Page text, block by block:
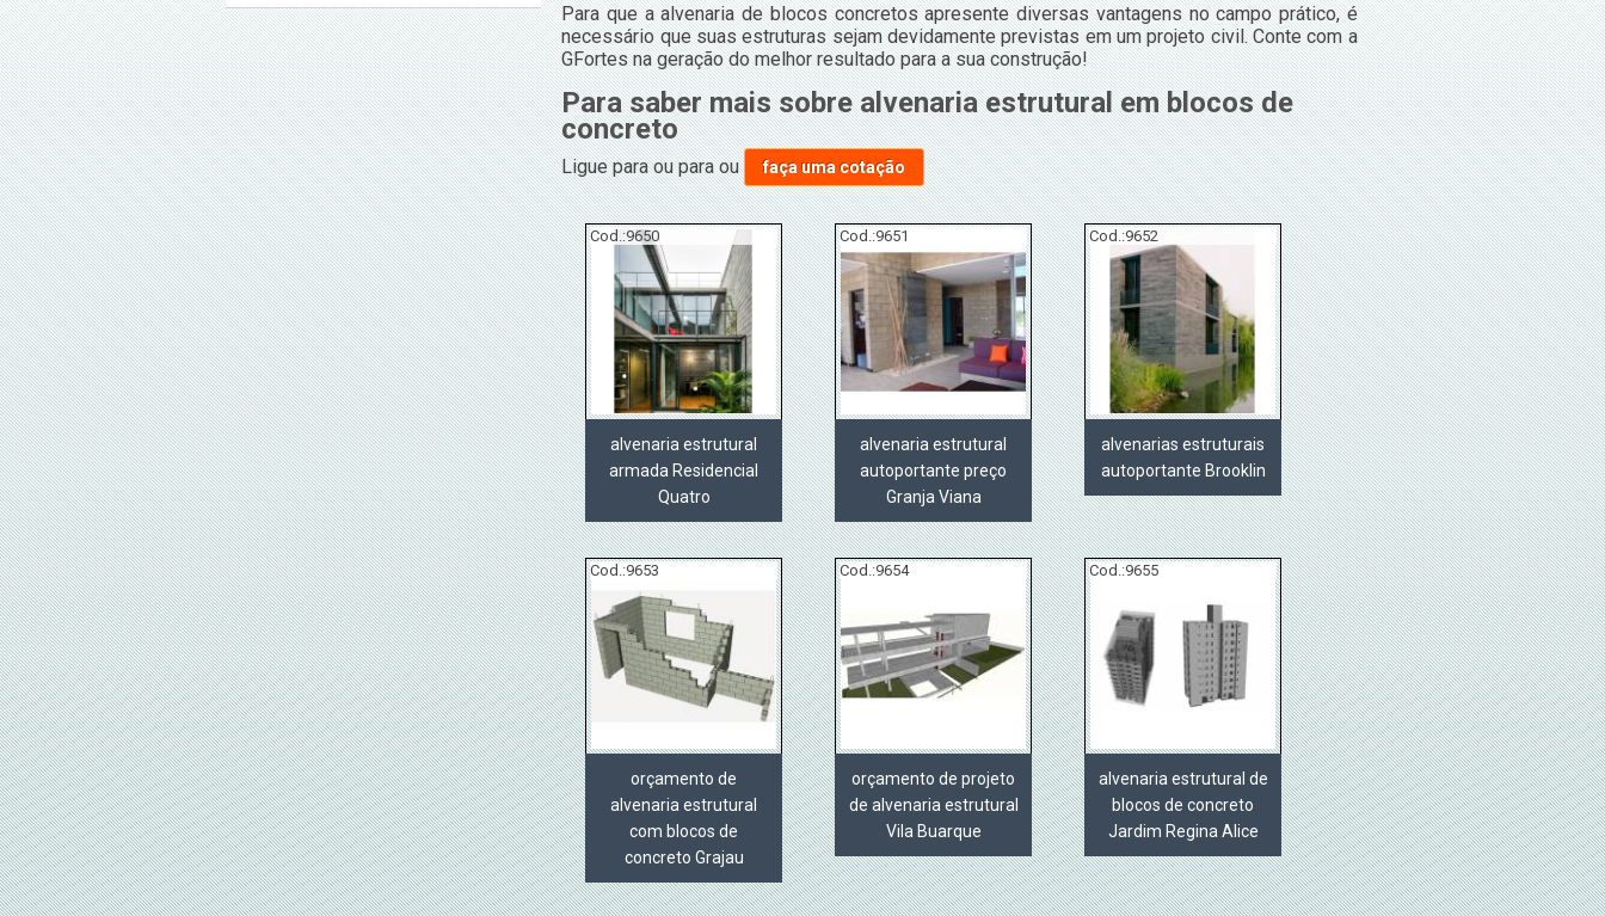
Para que a alvenaria de blocos concretos apresente diversas vantagens no campo prático, é
necessário que suas estruturas sejam devidamente previstas em um projeto civil. Conte com a
GFortes na geração do melhor resultado para a sua construção!
Para saber mais sobre alvenaria estrutural em blocos de
concreto
Ligue paraou paraou faça uma cotação
Cod.:9650
alvenaria estrutural
armada Residencial
Quatro
Cod.:9651
alvenaria estrutural
autoportante preço
Granja Viana
Cod.:9652
alvenarias estruturais
autoportante Brooklin
Cod.:9653
orçamento de
alvenaria estrutural
com blocos de
concreto Grajau
Cod.:9654
orçamento de projeto
de alvenaria estrutural
Vila Buarque
Cod.:9655
alvenaria estrutural de
blocos de concreto
Jardim Regina Alice